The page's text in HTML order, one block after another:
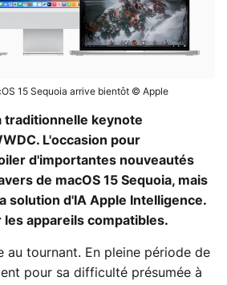
15 Sequoia arrive bientôt © Apple
traditionnelle keynote
L'occasion pour
d'importantes nouveautés
de macOS 15 Sequoia, mais
solution d'IA Apple Intelligence.
les appareils compatibles.
au tournant. En pleine période de
pour sa difficulté présumée à